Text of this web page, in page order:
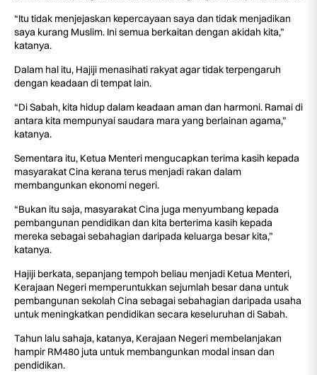
“Itu tidak menjejaskan kepercayaan saya dan tidak menjadikan
saya kurang Muslim. Ini semua berkaitan dengan akidah kita,”
katanya.
Dalam hal itu, Hajiji menasihati rakyat agar tidak terpengaruh
dengan keadaan di tempat lain.
“Di Sabah, kita hidup dalam keadaan aman dan harmoni. Ramai di
antara kita mempunyai saudara mara yang berlainan agama,”
katanya.
Sementara itu, Ketua Menteri mengucapkan terima kasih kepada
masyarakat Cina kerana terus menjadi rakan dalam
membangunkan ekonomi negeri.
“Bukan itu saja, masyarakat Cina juga menyumbang kepada
pembangunan pendidikan dan kita berterima kasih kepada
mereka sebagai sebahagian daripada keluarga besar kita,”
katanya.
Hajiji berkata, sepanjang tempoh beliau menjadi Ketua Menteri,
Kerajaan Negeri memperuntukkan sejumlah besar dana untuk
pembangunan sekolah Cina sebagai sebahagian daripada usaha
untuk meningkatkan pendidikan secara keseluruhan di Sabah.
Tahun lalu sahaja, katanya, Kerajaan Negeri membelanjakan
hampir RM480 juta untuk membangunkan modal insan dan
pendidikan.